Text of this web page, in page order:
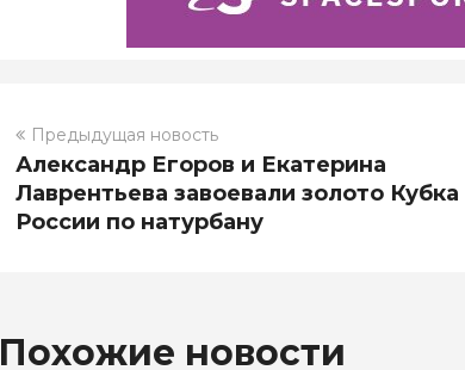
Предыдущая новость
Александр Егоров и Екатерина
Лаврентьева завоевали золото Кубка
России по натурбану
Похожие новости